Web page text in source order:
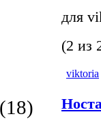
(18)
для
(2 из
viktoria